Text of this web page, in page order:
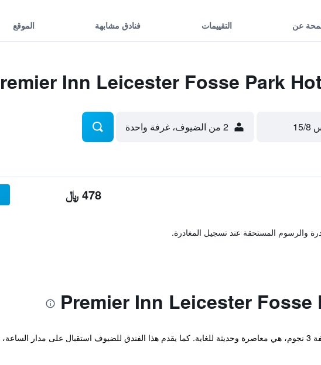
عن التقييمات فنادق مشابهة الموقع
8 2 من الضيوف، غرفة واحدة
478 ﷼
والرسوم المستحقة عند تسجيل المغادرة.
هذه الملكية الموجودة في لستر والمصنفة 3 نجوم، هي معاصرة وحديثة للغاية. كما يقدم هذا الفندق للضيوف استقبال على